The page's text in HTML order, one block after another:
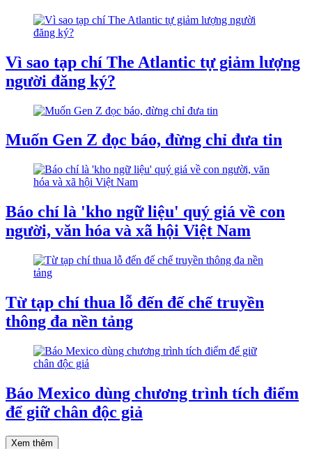
Vì sao tạp chí The Atlantic tự giảm lượng
người đăng ký?
Muốn Gen Z đọc báo, đừng chỉ đưa tin
Báo chí là 'kho ngữ liệu' quý giá về con
người, văn hóa và xã hội Việt Nam
Từ tạp chí thua lỗ đến đế chế truyền
thông đa nền tảng
Báo Mexico dùng chương trình tích điểm
để giữ chân độc giả
Xem thêm